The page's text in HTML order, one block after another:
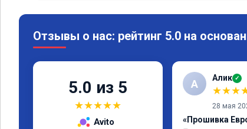
Отзывы о нас: рейтинг 5.0 на
5.0 из 5
★★★★★
Avito
А Алик ✓
★★★
28 мая
«Прошивка